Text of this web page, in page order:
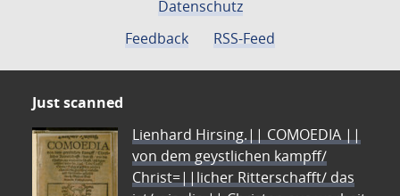
Datenschutz
Feedback
RSS-Feed
Just scanned
Lienhard Hirsing.|| COMOEDIA ||
von dem geystlichen kampff/
Christ=||licher Ritterschafft/ das